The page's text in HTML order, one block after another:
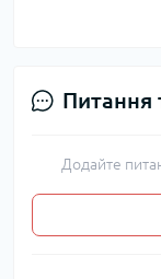
Питання
Додайте